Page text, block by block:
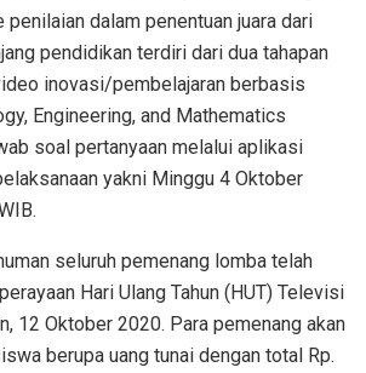
penilaian dalam penentuan juara dari
pendidikan terdiri dari dua tahapan
inovasi/pembelajaran berbasis
Engineering, and Mathematics
soal pertanyaan melalui aplikasi
yakni Minggu 4 Oktober
seluruh pemenang lomba telah
Hari Ulang Tahun (HUT) Televisi
12 Oktober 2020. Para pemenang akan
berupa uang tunai dengan total Rp.